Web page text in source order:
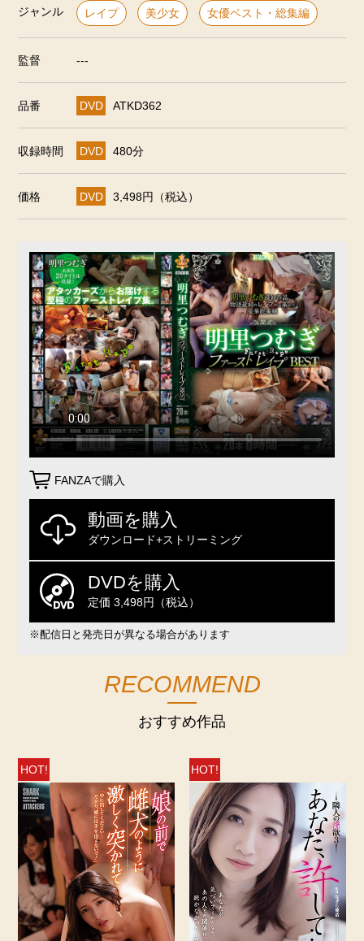
ジャンル レイプ 美少女 女優ベスト・総集編
監督 ---
品番 DVD ATKD362
収録時間 DVD 480分
価格 DVD 3,498円（税込）
FANZAで購入
動画を購入
ダウンロード+ストリーミング
DVDを購入
定価 3,498円（税込）
※配信日と発売日が異なる場合があります
RECOMMEND
おすすめ作品
HOT! HOT!